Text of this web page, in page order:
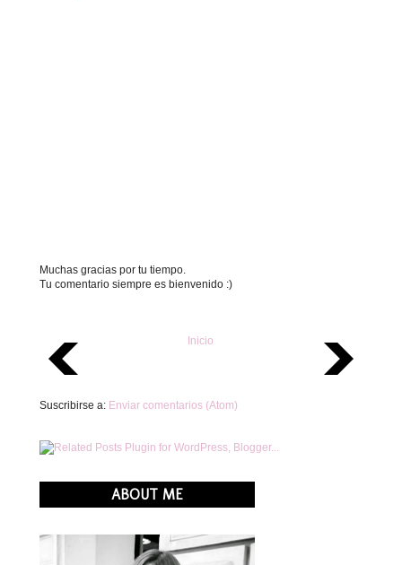
Muchas gracias por tu tiempo.
Tu comentario siempre es bienvenido :)
Inicio
Suscribirse a: Enviar comentarios (Atom)
ABOUT ME